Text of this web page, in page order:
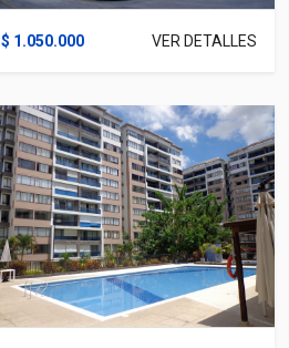
$ 1.050.000 VER DETALLES